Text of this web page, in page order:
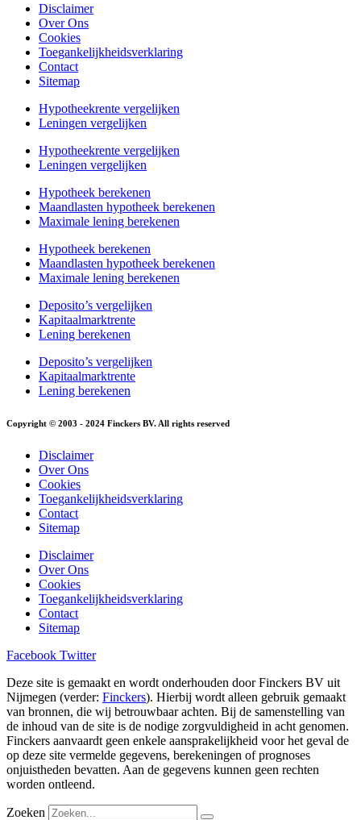
Disclaimer
Over Ons
Cookies
Toegankelijkheidsverklaring
Contact
Sitemap
Hypotheekrente vergelijken
Leningen vergelijken
Hypotheekrente vergelijken
Leningen vergelijken
Hypotheek berekenen
Maandlasten hypotheek berekenen
Maximale lening berekenen
Hypotheek berekenen
Maandlasten hypotheek berekenen
Maximale lening berekenen
Deposito’s vergelijken
Kapitaalmarktrente
Lening berekenen
Deposito’s vergelijken
Kapitaalmarktrente
Lening berekenen
Copyright © 2003 - 2024 Finckers BV. All rights reserved
Disclaimer
Over Ons
Cookies
Toegankelijkheidsverklaring
Contact
Sitemap
Disclaimer
Over Ons
Cookies
Toegankelijkheidsverklaring
Contact
Sitemap
Facebook Twitter
Deze site is gemaakt en wordt onderhouden door Finckers BV uit
Nijmegen (verder: Finckers). Hierbij wordt alleen gebruik gemaakt
van bronnen, die wij betrouwbaar achten. Bij de samenstelling van
de inhoud van de site is de nodige zorgvuldigheid in acht genomen.
Finckers aanvaardt geen enkele aansprakelijkheid voor het geval de
op deze site vermelde gegevens, berekeningen of prognoses
onjuistheden bevatten. Aan de gegevens kunnen geen rechten
worden ontleend.
Zoeken